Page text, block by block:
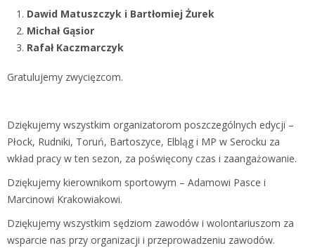
Dawid Matuszczyk i Bartłomiej Żurek
Michał Gąsior
Rafał Kaczmarczyk
Gratulujemy zwycięzcom.
Dziękujemy wszystkim organizatorom poszczególnych edycji –
Płock, Rudniki, Toruń, Bartoszyce, Elbląg i MP w Serocku za
wkład pracy w ten sezon, za poświęcony czas i zaangażowanie.
Dziękujemy kierownikom sportowym – Adamowi Pasce i
Marcinowi Krakowiakowi.
Dziękujemy wszystkim sędziom zawodów i wolontariuszom za
wsparcie nas przy organizacji i przeprowadzeniu zawodów.